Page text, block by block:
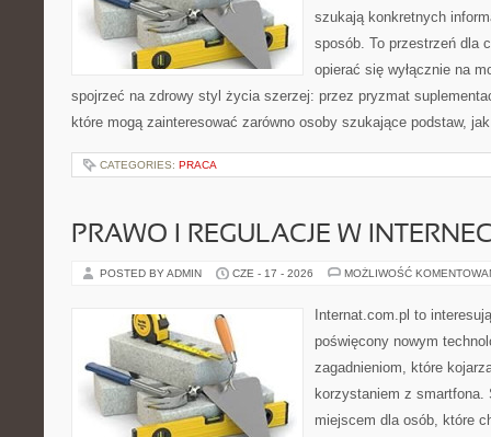
szukają konkretnych
sposób. To przestrzeń dla
opierać się wyłącznie na
spojrzeć na zdrowy styl życia szerzej: przez pryzmat
które mogą zainteresować zarówno osoby szukające podstaw,
CATEGORIES: PRACA
PRAWO I REGULACJE W
POSTED BY ADMIN CZE - 17 - 2026 MOŻLIWOŚĆ
Internat.com.pl to
poświęcony nowym
zagadnieniom, które
korzystaniem z
miejscem dla osób, które